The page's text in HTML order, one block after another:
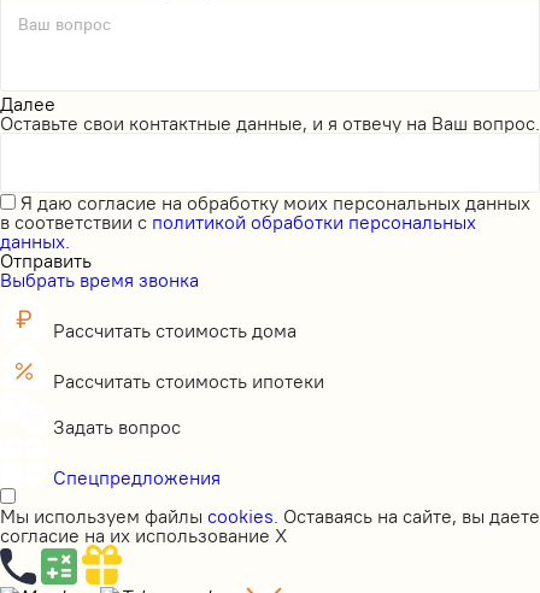
Ваш вопрос
Далее
Оставьте свои контактные данные, и я отвечу на Ваш вопрос.
Я даю согласие на обработку моих персональных данных
в соответствии с политикой обработки персональных
данных.
Отправить
Выбрать время звонка
Рассчитать стоимость дома
Рассчитать стоимость ипотеки
Задать вопрос
Спецпредложения
Мы используем файлы cookies . Оставаясь на сайте, вы даете
согласие на их использование X